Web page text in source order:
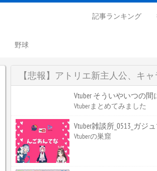
記事ランキング
野球
【悲報】アトリエ新主人公、キ
Vtuber そういやいつの
Vtuberまとめてみました
Vtuber雑談所_0513_ガジ
Vtuberの巣窟